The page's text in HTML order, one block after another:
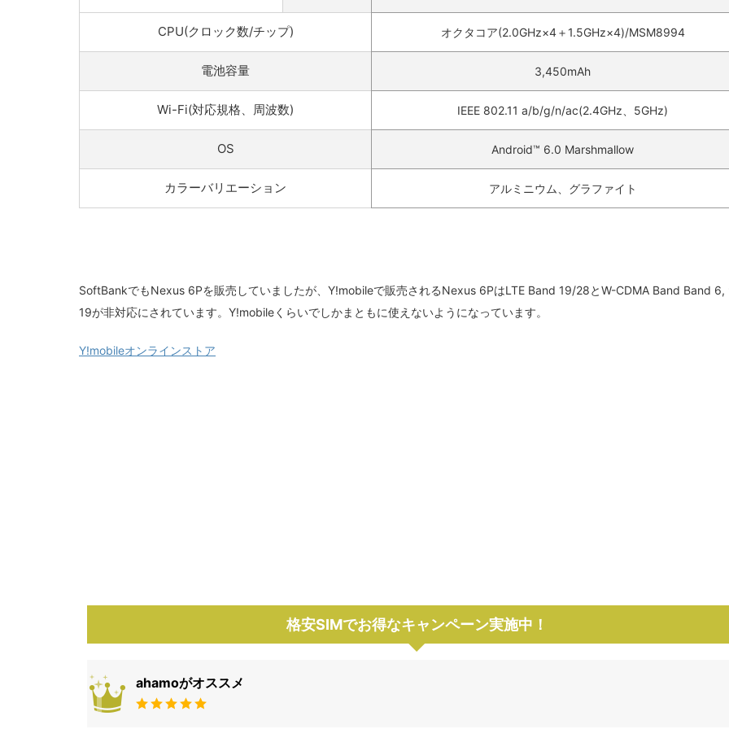
CPU(クロック数/チップ) オクタコア(2.0GHz×4＋1.5GHz×4)/MSM8994
電池容量 3,450mAh
Wi-Fi(対応規格、周波数) IEEE 802.11 a/b/g/n/ac(2.4GHz、5GHz)
OS Android™ 6.0 Marshmallow
カラーバリエーション アルミニウム、グラファイト
SoftBankでもNexus 6Pを販売していましたが、Y!mobileで販売されるNexus 6PはLTE Band 19/28とW-CDMA Band Band 6,
19が非対応にされています。Y!mobileくらいでしかまともに使えないようになっています。
Y!mobileオンラインストア
格安SIMでお得なキャンペーン実施中！
ahamoがオススメ